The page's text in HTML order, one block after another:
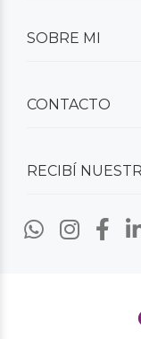
RECIBÍ
SOBRE MI
CONTACTO